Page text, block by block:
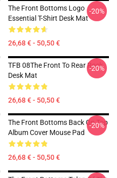
The Front Bottoms Logo
Essential T-Shirt Desk Mat
26,68 € - 50,50 €
-20%
TFB 08The Front To Rear Rock
Desk Mat
26,68 € - 50,50 €
-20%
The Front Bottoms Back On Top
Album Cover Mouse Pad
26,68 € - 50,50 €
-20%